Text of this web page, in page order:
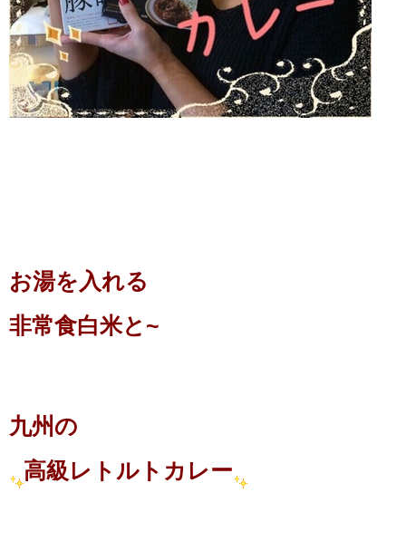
お湯を入れる
非常食白米と~
九州の
高級レトルトカレー